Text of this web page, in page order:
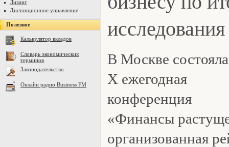
Лизинг
Дистанционное управление
Полезное
Калькулятор вкладов
Словарь экономических
терминов
Законодательство
Онлайн радио Business FM
В Москве
X ежегодная
конференция
«Финансы
организованная